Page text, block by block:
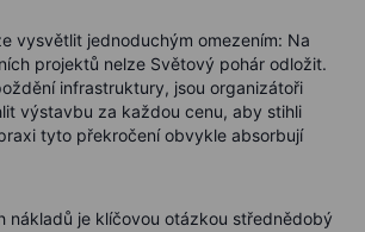
vysvětlit jednoduchým omezením: Na
projektů nelze Světový pohár odložit.
infrastruktury, jsou organizátoři
výstavbu za každou cenu, aby stihli
tyto překročení obvykle absorbují
nákladů je klíčovou otázkou střednědobý